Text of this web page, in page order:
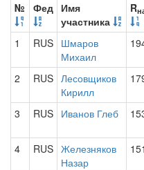
№ Фед Имя
участника
R
1
RUS Шмаров
Михаил
2 RUS Лесовщиков
Кирилл
3 RUS Иванов Глеб
4 RUS Железняков
Назар